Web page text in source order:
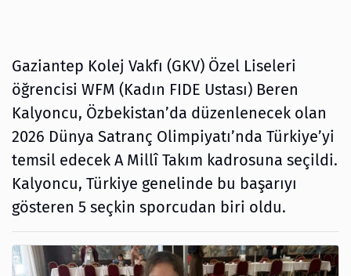
Gaziantep Kolej Vakfı (GKV) Özel Liseleri
öğrencisi WFM (Kadın FIDE Ustası) Beren
Kalyoncu, Özbekistan’da düzenlenecek olan
2026 Dünya Satranç Olimpiyatı’nda Türkiye’yi
temsil edecek A Millî Takım kadrosuna seçildi.
Kalyoncu, Türkiye genelinde bu başarıyı
gösteren 5 seçkin sporcudan biri oldu.